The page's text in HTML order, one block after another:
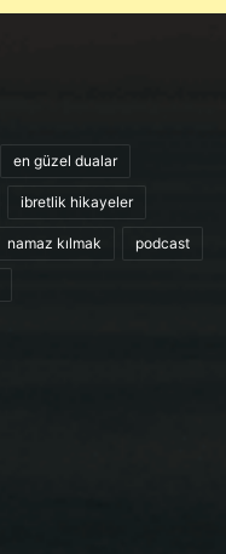
en güzel dualar
ibretlik hikayeler
namaz kılmak podcast